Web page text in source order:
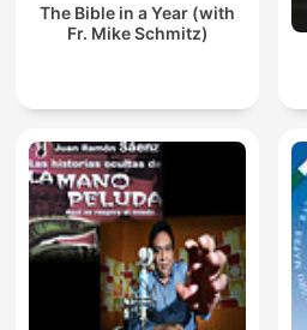
The Bible in a Year (with
Fr. Mike Schmitz)